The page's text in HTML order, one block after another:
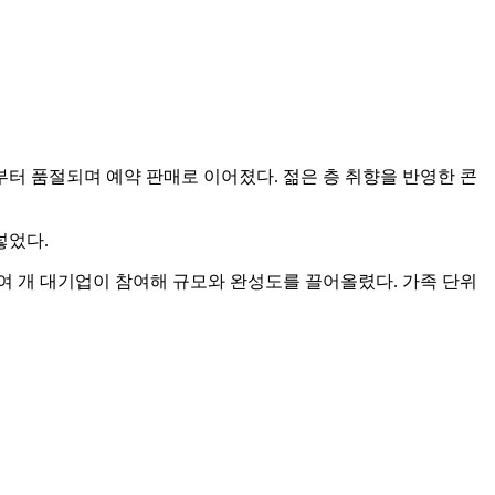
품절되며 예약 판매로 이어졌다. 젊은 층 취향을 반영한 콘
었다.
개 대기업이 참여해 규모와 완성도를 끌어올렸다. 가족 단위